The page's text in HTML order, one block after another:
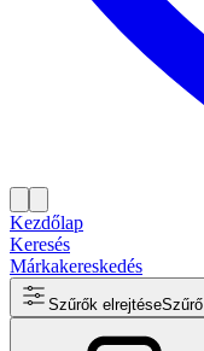
Kezdőlap
Keresés
Márkakereskedés
Szűrők elrejtéseSzűrő